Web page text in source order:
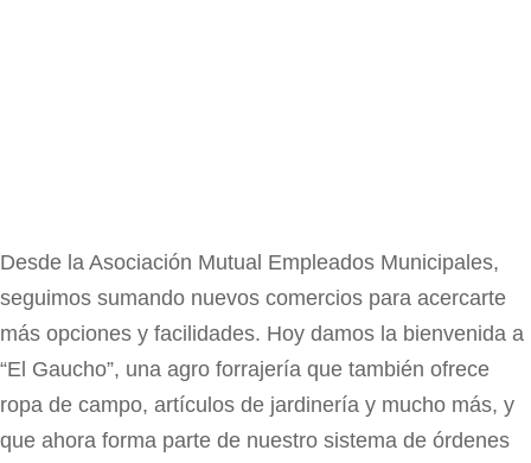
Desde la Asociación Mutual Empleados Municipales,
seguimos sumando nuevos comercios para acercarte
más opciones y facilidades. Hoy damos la bienvenida a
“El Gaucho”, una agro forrajería que también ofrece
ropa de campo, artículos de jardinería y mucho más, y
que ahora forma parte de nuestro sistema de órdenes